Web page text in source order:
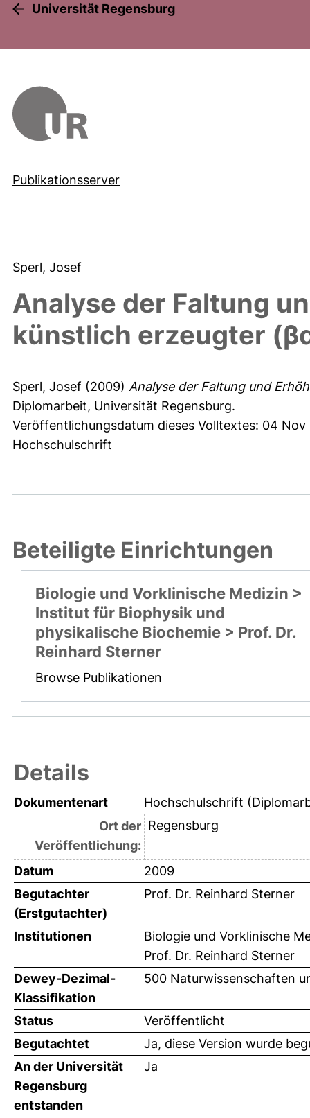
Universität Regensburg
Publikationsserver
Sperl, Josef
Analyse der Faltung
künstlich erzeugter
Sperl, Josef (2009) Analyse der Faltung und
Diplomarbeit, Universität Regensburg.
Veröffentlichungsdatum dieses Volltextes: 04 Nov
Hochschulschrift
Beteiligte Einrichtungen
Biologie und Vorklinische Medizin >
Institut für Biophysik und
physikalische Biochemie > Prof. Dr.
Reinhard Sterner
Browse Publikationen
Details
Dokumentenart
Hochschulschrift
Ort der
Veröffentlichung:
Regensburg
Datum
2009
Begutachter
(Erstgutachter)
Prof. Dr. Reinhard Sterner
Institutionen
Biologie und Vorklinische
Prof. Dr. Reinhard Sterner
Dewey-Dezimal-
Klassifikation
500 Naturwissenschaften
Status
Veröffentlicht
Begutachtet
Ja, diese Version wurde
An der Universität
Regensburg
entstanden
Ja